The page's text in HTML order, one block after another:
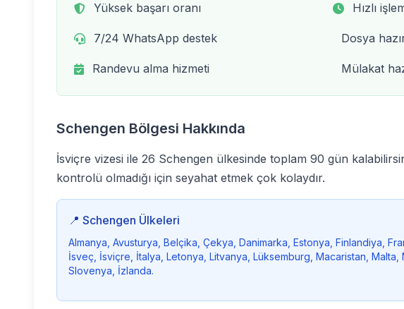
Yüksek başarı oranı Hızlı
7/24 WhatsApp destek Dosya
Randevu alma hizmeti Mülakat
Schengen Bölgesi Hakkında
İsviçre vizesi ile 26 Schengen ülkesinde toplam 90 gün
kontrolü olmadığı için seyahat etmek çok kolaydır.
📍 Schengen Ülkeleri
Almanya, Avusturya, Belçika, Çekya, Danimarka, Estonya, Finlandiya,
İsveç, İsviçre, İtalya, Letonya, Litvanya, Lüksemburg, Macaristan,
Slovenya, İzlanda.